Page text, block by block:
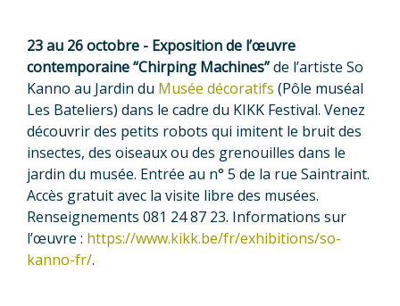
23 au 26 octobre - Exposition de l’œuvre
contemporaine “Chirping Machines”de l’artiste So
Kanno au Jardin du Musée décoratifs (Pôle muséal
Les Bateliers) dans le cadre du KIKK Festival. Venez
découvrir des petits robots qui imitent le bruit des
insectes, des oiseaux ou des grenouilles dans le
jardin du musée. Entrée au n° 5 de la rue Saintraint.
Accès gratuit avec la visite libre des musées.
Renseignements 081 24 87 23. Informations sur
l’œuvre : https://www.kikk.be/fr/exhibitions/so-
kanno-fr/.